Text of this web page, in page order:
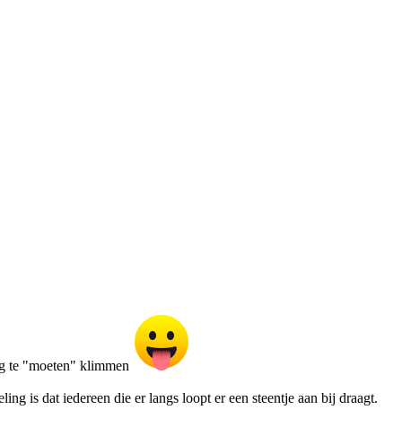
te "moeten" klimmen
is dat iedereen die er langs loopt er een steentje aan bij draagt.